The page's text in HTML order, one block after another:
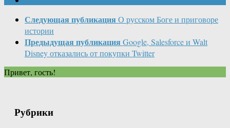
Следующая публикация О русском Боге и приговоре
истории
Предыдущая публикация Google, Salesforce и Walt
Disney отказались от покупки Twitter
Привет, гость!
Рубрики